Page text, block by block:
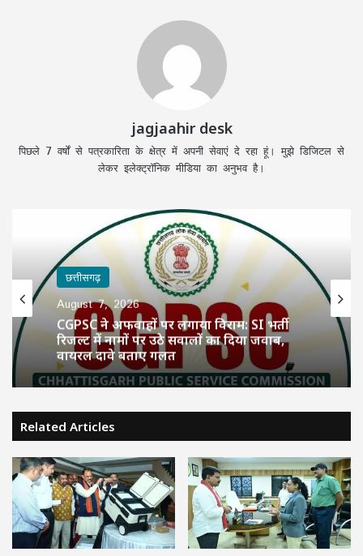
jagjaahir desk
पिछले 7 वर्षों से पत्रकारिता के क्षेत्र में अपनी सेवाएं दे रहा हूं। मुझे डिजिटल से
लेकर इलेक्ट्रॉनिक मीडिया का अनुभव है।
छत्तीसगढ़
August 7, 2026
CGPSC ने अफवाहों पर लगाया विराम: SI भर्ती
रिजल्ट में नामों पर उठे सवालों का दिया जवाब,
वायरल दावे बताए गलत
Related Articles